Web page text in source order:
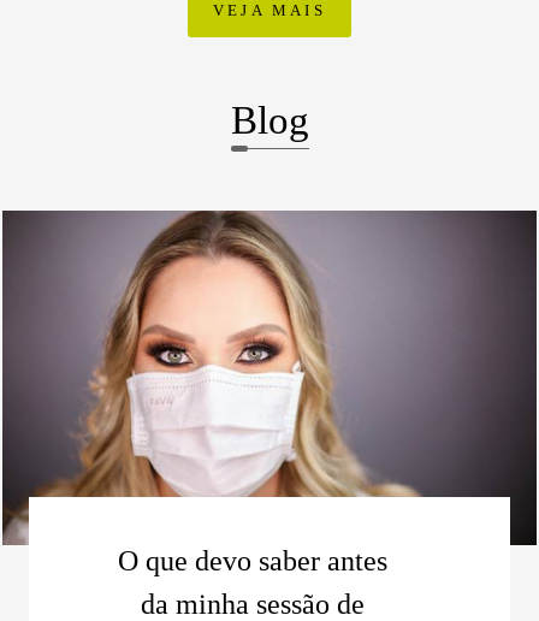
VEJA MAIS
Blog
O que devo saber antes
da minha sessão de